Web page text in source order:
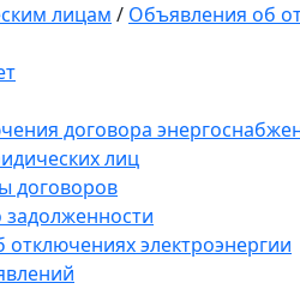
лицам / Объявления об
договора
лиц
договоров
электроэнергии